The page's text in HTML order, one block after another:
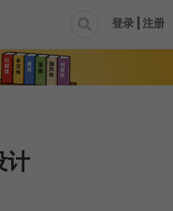
登录 | 注册
计